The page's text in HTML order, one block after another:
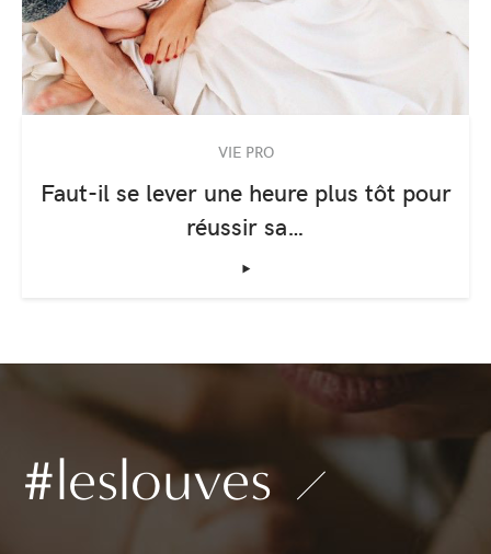
VIE PRO
Faut-il se lever une heure plus tôt pour
réussir sa…
‣
#leslouves